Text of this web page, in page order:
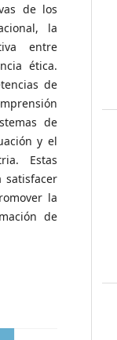
de los
la
entre
ética.
de
de
y el
Estas
satisfacer
la
de